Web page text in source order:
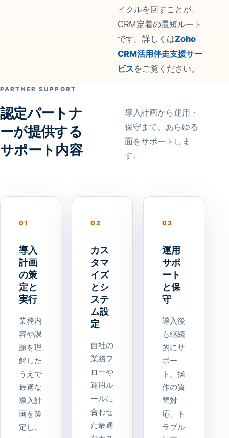
イクルを回すことが、
CRM定着の最短ルート
です。詳しくはZoho
CRM活用伴走支援サー
ビスをご覧ください。
PARTNER SUPPORT
認定パートナ
ーが提供する
サポート内容
導入計画から運用・
保守まで、あらゆる
面をサポートしま
す。
01
導入
計画
の策
定と
実行
業務内
容や課
題を理
解した
うえで
最適な
導入計
画を策
定し、
02
カス
タマ
イズ
とシ
ステ
ム設
定
自社の
業務フ
ローや
運用ル
ールに
合わせ
た最適
03
運用
サポ
ート
と保
守
導入後
も継続
的にサ
ポー
ト。操
作の質
問対
応、ト
ラブル